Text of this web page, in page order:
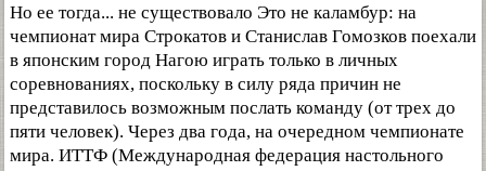
Но ее тогда... не существовало Это не каламбур: на
чемпионат мира Строкатов и Станислав Гомозков поехали
в японским город Нагою играть только в личных
соревнованиях, поскольку в силу ряда причин не
представилось возможным послать команду (от трех до
пяти человек). Через два года, на очередном чемпионате
мира. ИТТФ (Международная федерация настольного